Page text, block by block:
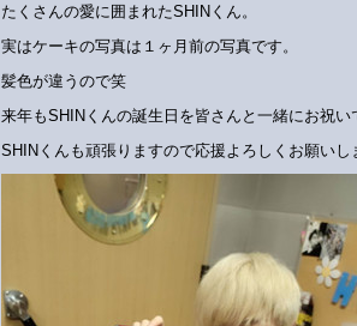
たくさんの愛に囲まれたSHINくん。
実はケーキの写真は１ヶ月前の写真です。
髪色が違うので笑
来年もSHINくんの誕生日を皆さんと一緒にお祝い
SHINくんも頑張りますので応援よろしくお願いし